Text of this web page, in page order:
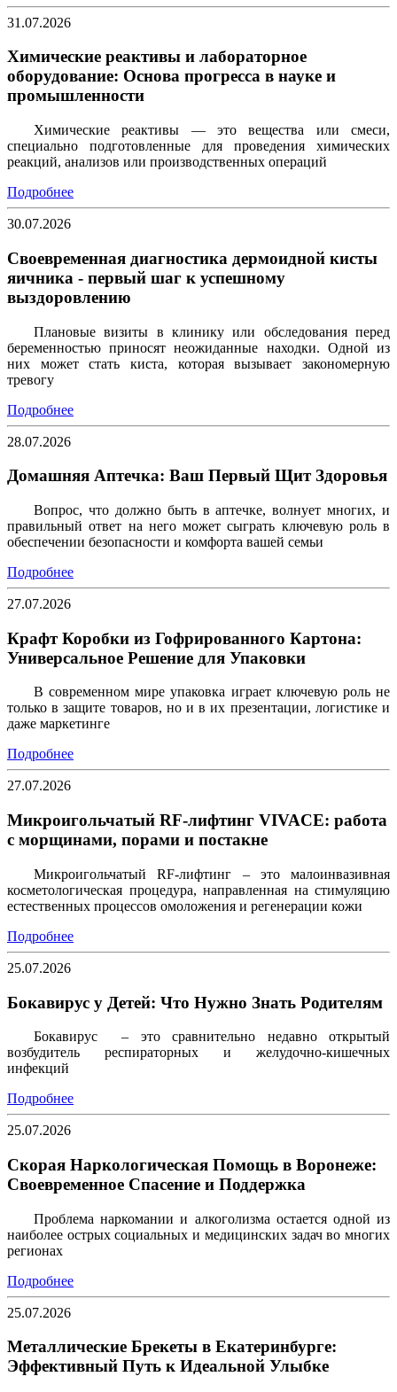
31.07.2026
Химические реактивы и лабораторное
оборудование: Основа прогресса в науке и
промышленности
Химические реактивы — это вещества или смеси,
специально подготовленные для проведения химических
реакций, анализов или производственных операций
Подробнее
30.07.2026
Своевременная диагностика дермоидной кисты
яичника - первый шаг к успешному
выздоровлению
Плановые визиты в клинику или обследования перед
беременностью приносят неожиданные находки. Одной из
них может стать киста, которая вызывает закономерную
тревогу
Подробнее
28.07.2026
Домашняя Аптечка: Ваш Первый Щит Здоровья
Вопрос, что должно быть в аптечке, волнует многих, и
правильный ответ на него может сыграть ключевую роль в
обеспечении безопасности и комфорта вашей семьи
Подробнее
27.07.2026
Крафт Коробки из Гофрированного Картона:
Универсальное Решение для Упаковки
В современном мире упаковка играет ключевую роль не
только в защите товаров, но и в их презентации, логистике и
даже маркетинге
Подробнее
27.07.2026
Микроигольчатый RF-лифтинг VIVACE: работа
с морщинами, порами и постакне
Микроигольчатый RF-лифтинг – это малоинвазивная
косметологическая процедура, направленная на стимуляцию
естественных процессов омоложения и регенерации кожи
Подробнее
25.07.2026
Бокавирус у Детей: Что Нужно Знать Родителям
Бокавирус – это сравнительно недавно открытый
возбудитель респираторных и желудочно-кишечных
инфекций
Подробнее
25.07.2026
Скорая Наркологическая Помощь в Воронеже:
Своевременное Спасение и Поддержка
Проблема наркомании и алкоголизма остается одной из
наиболее острых социальных и медицинских задач во многих
регионах
Подробнее
25.07.2026
Металлические Брекеты в Екатеринбурге:
Эффективный Путь к Идеальной Улыбке